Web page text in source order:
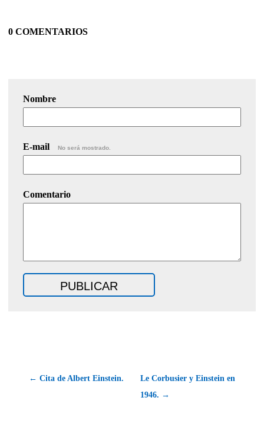
0 COMENTARIOS
Nombre
E-mail No será mostrado.
Comentario
← Cita de Albert Einstein.
Le Corbusier y Einstein en
1946. →